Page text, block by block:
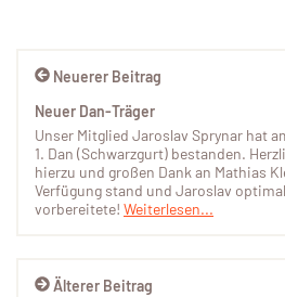
Älterer Beitrag
Neuerer Beitrag
Neuer Dan-Träger
Unser Mitglied Jaroslav Sprynar hat
1. Dan (Schwarzgurt) bestanden.
hierzu und großen Dank an Mathias
Verfügung stand und Jaroslav
vorbereitete! Weiterlesen...